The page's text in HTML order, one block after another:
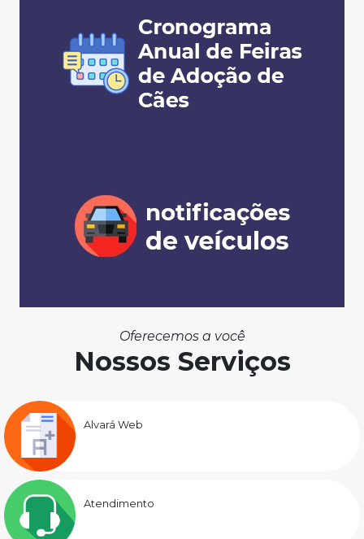
Oferecemos a você
Nossos Serviços
Alvará Web
Atendimento